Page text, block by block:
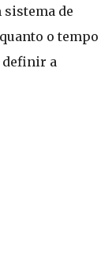
sistema de
o tempo
definir a